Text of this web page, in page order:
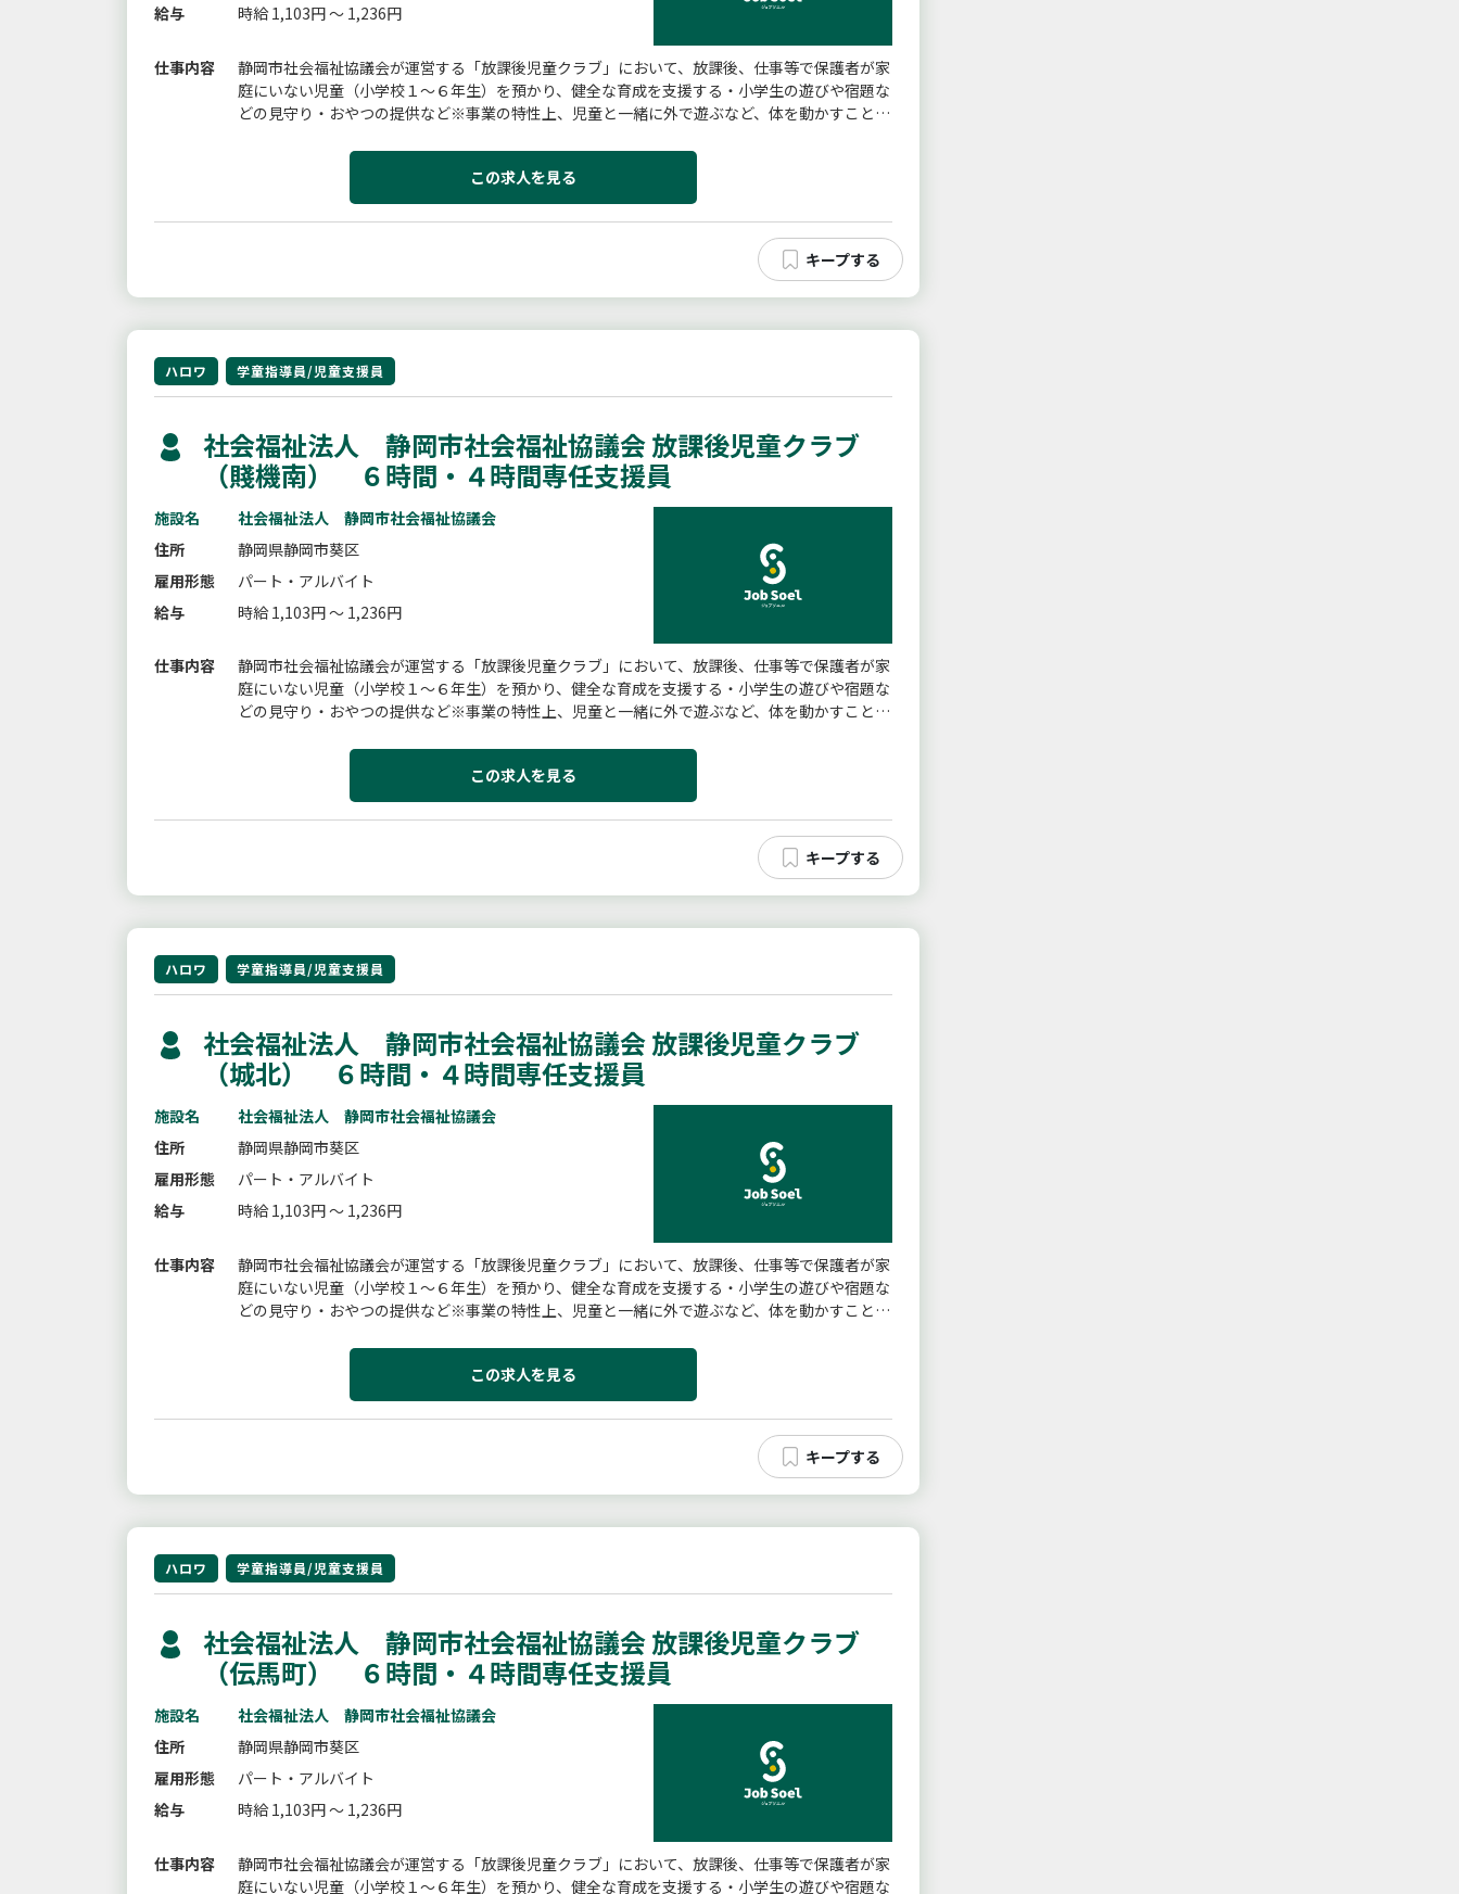
給与
時給 1,103円 ～ 1,236円
仕事内容
静岡市社会福祉協議会が運営する「放課後児童クラブ」において、放課後、仕事等で保護者が家
庭にいない児童（小学校１〜６年生）を預かり、健全な育成を支援する・小学生の遊びや宿題な
どの見守り・おやつの提供など※事業の特性上、児童と一緒に外で遊ぶなど、体を動かすことが
この求人を見る
ハロワ 学童指導員/児童支援員
社会福祉法人 静岡市社会福祉協議会 放課後児童クラブ
（賤機南） ６時間・４時間専任支援員
施設名
社会福祉法人 静岡市社会福祉協議会
住所
静岡県静岡市葵区
雇用形態
パート・アルバイト
給与
時給 1,103円 ～ 1,236円
仕事内容
静岡市社会福祉協議会が運営する「放課後児童クラブ」において、放課後、仕事等で保護者が家
庭にいない児童（小学校１〜６年生）を預かり、健全な育成を支援する・小学生の遊びや宿題な
どの見守り・おやつの提供など※事業の特性上、児童と一緒に外で遊ぶなど、体を動かすことが
この求人を見る
ハロワ 学童指導員/児童支援員
社会福祉法人 静岡市社会福祉協議会 放課後児童クラブ
（城北） ６時間・４時間専任支援員
施設名
社会福祉法人 静岡市社会福祉協議会
住所
静岡県静岡市葵区
雇用形態
パート・アルバイト
給与
時給 1,103円 ～ 1,236円
仕事内容
静岡市社会福祉協議会が運営する「放課後児童クラブ」において、放課後、仕事等で保護者が家
庭にいない児童（小学校１〜６年生）を預かり、健全な育成を支援する・小学生の遊びや宿題な
どの見守り・おやつの提供など※事業の特性上、児童と一緒に外で遊ぶなど、体を動かすことが
この求人を見る
ハロワ 学童指導員/児童支援員
社会福祉法人 静岡市社会福祉協議会 放課後児童クラブ
（伝馬町） ６時間・４時間専任支援員
施設名
社会福祉法人 静岡市社会福祉協議会
住所
静岡県静岡市葵区
雇用形態
パート・アルバイト
給与
時給 1,103円 ～ 1,236円
仕事内容
静岡市社会福祉協議会が運営する「放課後児童クラブ」において、放課後、仕事等で保護者が家
庭にいない児童（小学校１〜６年生）を預かり、健全な育成を支援する・小学生の遊びや宿題な